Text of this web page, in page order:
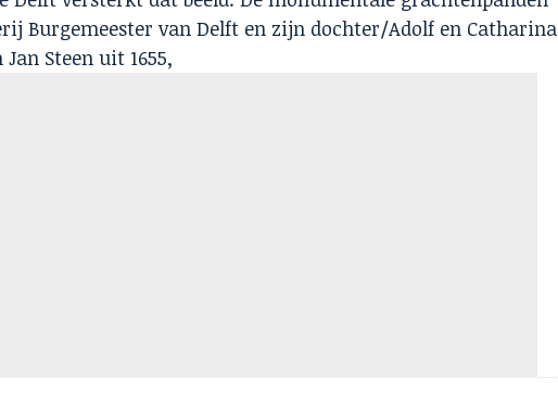
Burgemeester van Delft en zijn dochter/Adolf en Catharina
Steen uit 1655,